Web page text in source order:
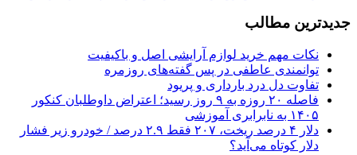
جدیدترین مطالب
نکات مهم خرید لوازم آرایشی اصل و باکیفیت
توانمندی عاطفی در پس گفته‌های روزمره
تفاوت دل درد بارداری و پریود
فاصله ۲۰ روزه به ۹ روز رسید؛ اعتراض داوطلبان کنکور
۱۴۰۵ به نابرابری آموزشی
دلار ۴ درصد ریخت، ۲۰۷ فقط ۲.۹ درصد / خودرو زیر فشار
دلار کوتاه می‌آید؟